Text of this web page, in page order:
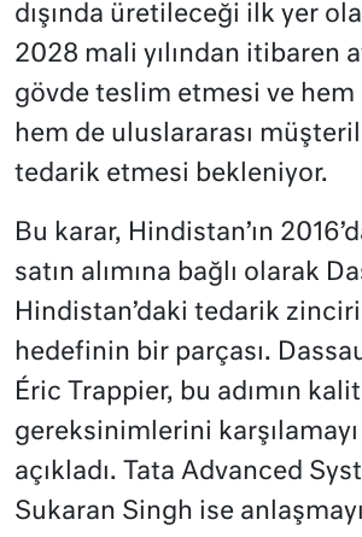
dışında üretileceği ilk yer
2028 mali yılından itibaren
gövde teslim etmesi ve
hem de uluslararası
tedarik etmesi bekleniyor.
Bu karar, Hindistan’ın
satın alımına bağlı olarak
Hindistan’daki tedarik
hedefinin bir parçası.
Éric Trappier, bu adımın
gereksinimlerini karşılamayı
açıkladı. Tata Advanced
Sukaran Singh ise